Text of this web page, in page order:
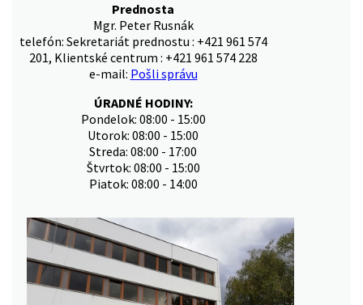
Prednosta
Mgr. Peter Rusnák
telefón: Sekretariát prednostu : +421 961 574
201, Klientské centrum : +421 961 574 228
e-mail: Pošli správu
ÚRADNÉ HODINY:
Pondelok: 08:00 - 15:00
Utorok: 08:00 - 15:00
Streda: 08:00 - 17:00
Štvrtok: 08:00 - 15:00
Piatok: 08:00 - 14:00